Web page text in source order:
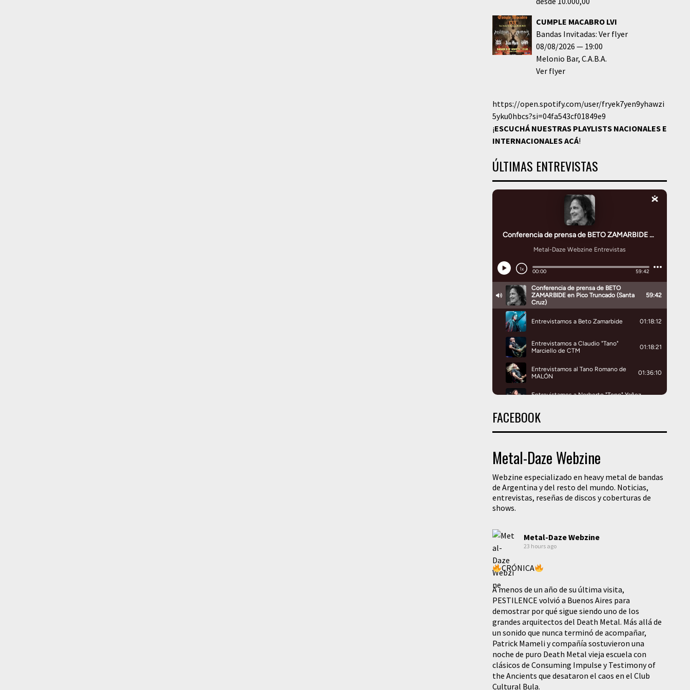
CUMPLE MACABRO LVI
Bandas Invitadas: Ver flyer
08/08/2026
19:00
Melonio Bar C.A.B.A.
Ver flyer
https://open.spotify.com/user/fryek7yen9yhawzi
5yku0hbcs?si=04fa543cf01849e9
¡ESCUCHÁ NUESTRAS PLAYLISTS NACIONALES E
INTERNACIONALESACÁ!
ÚLTIMAS ENTREVISTAS
FACEBOOK
Metal-Daze Webzine
Webzine especializado en heavy metal de bandas
de Argentina y del resto del mundo. Noticias,
entrevistas, reseñas de discos y coberturas de
shows.
Metal-Daze Webzine
23 hours ago
CRÓNICA
A menos de un año de su última visita,
PESTILENCE volvió a Buenos Aires para
demostrar por qué sigue siendo uno de los
grandes arquitectos del Death Metal. Más allá de
un sonido que nunca terminó de acompañar,
Patrick Mameli y compañía sostuvieron una
noche de puro Death Metal vieja escuela con
clásicos de Consuming Impulse y Testimony of
the Ancients que desataron el caos en el Club
Cultural Bula.